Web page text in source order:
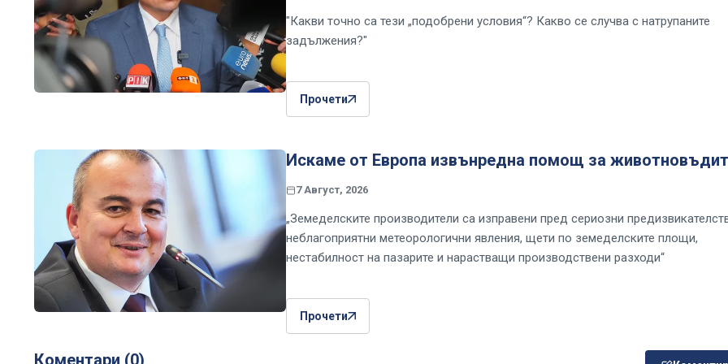
"Какви точно са тези „подобрени условия“? Какво се случва с натрупаните
задължения?"
Прочети
Искаме от Европа извънредна помощ за
7 Август, 2026
„Земеделските производители са изправени пред сериозни
неблагоприятни метеорологични явления, щети по земеделските площи,
нестабилност на пазарите и нарастващи производствени разходи“
Прочети
Коментари (0)